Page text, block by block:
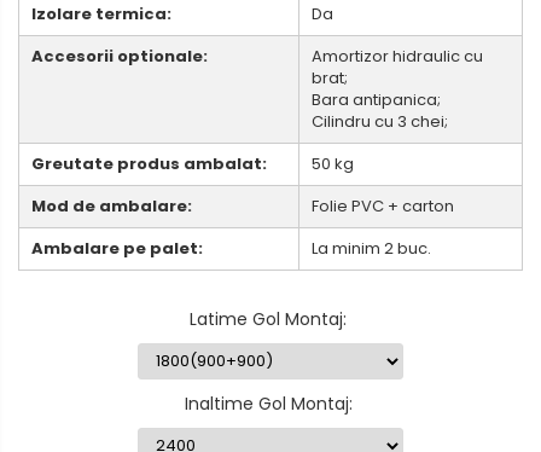
Izolare termica:
Da
Accesorii optionale:
Amortizor hidraulic cu
brat;
Bara antipanica;
Cilindru cu 3 chei;
Greutate produs ambalat:
50 kg
Mod de ambalare:
Folie PVC + carton
Ambalare pe palet:
La minim 2 buc.
Latime Gol Montaj:
Inaltime Gol Montaj: